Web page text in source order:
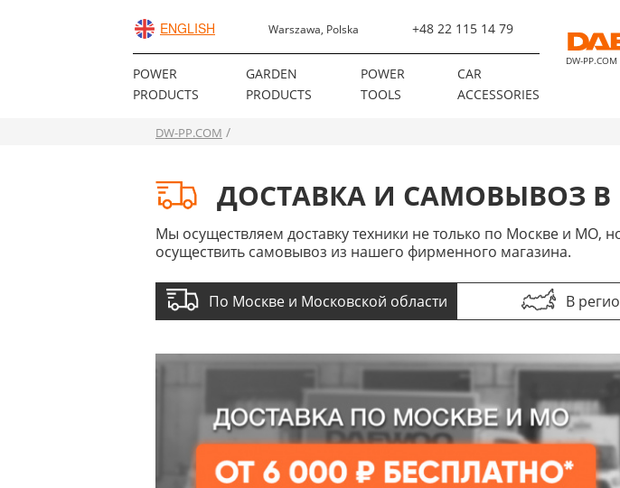
ENGLISH Warszawa, Polska +48 22 115 14 79
POWER
PRODUCTS
GARDEN
PRODUCTS
POWER
TOOLS
CAR
ACCESSORIES
DW-PP.COM
DW-PP.COM
ДОСТАВКА И САМОВЫВОЗ В
Мы осуществляем доставку техники не только по Москве и МО,
осуществить самовывоз из нашего фирменного магазина.
По Москве и Московской области В